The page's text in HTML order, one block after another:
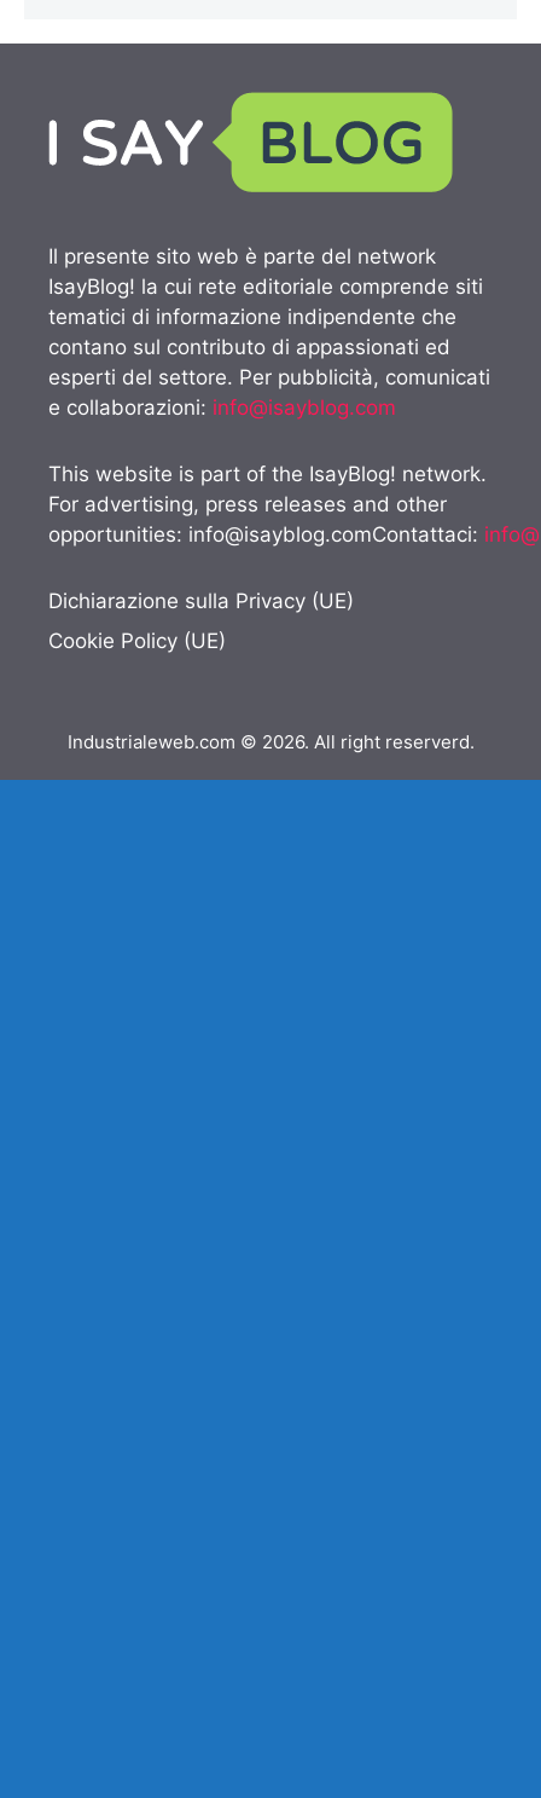
Il presente sito web è parte del network
IsayBlog! la cui rete editoriale comprende siti
tematici di informazione indipendente che
contano sul contributo di appassionati ed
esperti del settore. Per pubblicità, comunicati
e collaborazioni: info@isayblog.com
This website is part of the IsayBlog! network.
For advertising, press releases and other
opportunities: info@isayblog.comContattaci:
Dichiarazione sulla Privacy (UE)
Cookie Policy (UE)
Industrialeweb.com © 2026. All right reserverd.